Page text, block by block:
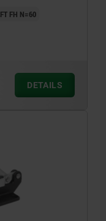
FH N=60
DETAILS